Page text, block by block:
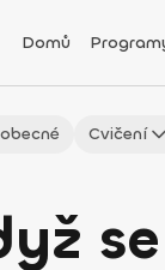
Domů
Cvičení